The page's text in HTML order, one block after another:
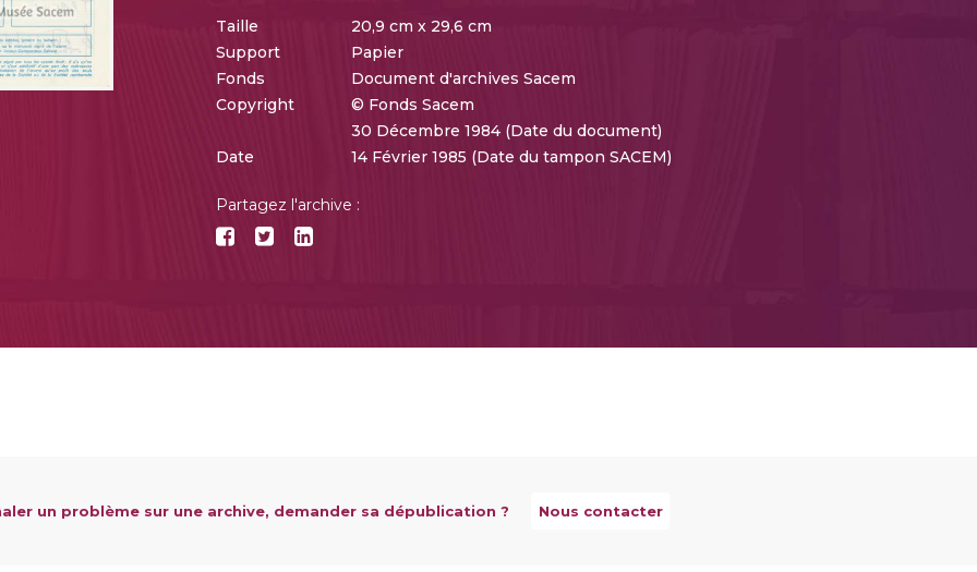
Taille
20,9 cm x 29,6 cm
Support
Papier
Fonds
Document d'archives Sacem
Copyright
© Fonds Sacem
Date
30 Décembre 1984 (Date du document)
14 Février 1985 (Date du tampon SACEM)
Partagez l'archive :
un problème sur une archive, demander sa dépublication ? Nous contacter